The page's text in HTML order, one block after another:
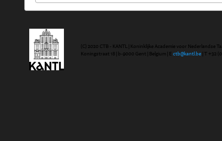
(C) 2020 CTB - KANTL | Koninklijke Academie voor Nederlandse
Koningstraat 18 | b-9000 Gent | Belgium | E ctb@kantl.be | T +32